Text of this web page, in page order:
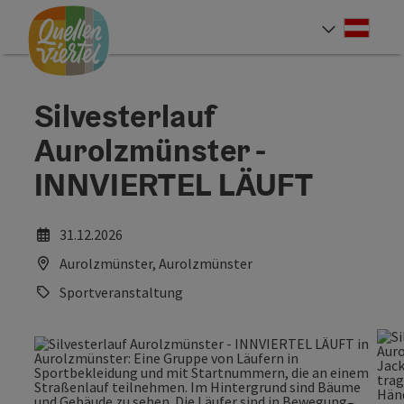
Zum Inhalt
Zur Navigation
Zum Seitenanfang
Silvesterlauf
Aurolzmünster -
INNVIERTEL LÄUFT
31.12.2026
Aurolzmünster, Aurolzmünster
Sportveranstaltung